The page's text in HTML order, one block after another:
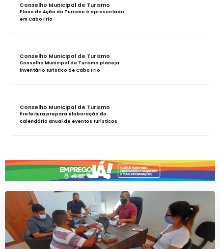
Conselho Municipal de Turismo
Plano de Ação do Turismo é apresentado
em Cabo Frio
Conselho Municipal de Turismo
Conselho Municipal de Turismo planeja
inventário turístico de Cabo Frio
Conselho Municipal de Turismo
Prefeitura prepara elaboração do
calendário anual de eventos turísticos